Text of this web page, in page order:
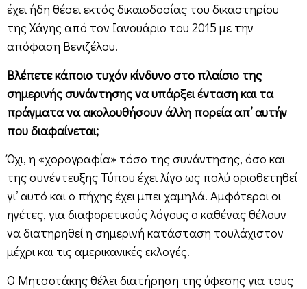
έχει ήδη θέσει εκτός δικαιοδοσίας του δικαστηρίου
της Χάγης από τον Ιανουάριο του 2015 με την
απόφαση Βενιζέλου.
Βλέπετε κάποιο τυχόν κίνδυνο στο πλαίσιο της
σημερινής συνάντησης να υπάρξει ένταση και τα
πράγματα να ακολουθήσουν άλλη πορεία απ’ αυτήν
που διαφαίνεται;
Όχι, η «χορογραφία» τόσο της συνάντησης, όσο και
της συνέντευξης Τύπου έχει λίγο ως πολύ οριοθετηθεί
γι’ αυτό και ο πήχης έχει μπει χαμηλά. Αμφότεροι οι
ηγέτες, για διαφορετικούς λόγους ο καθένας θέλουν
να διατηρηθεί η σημερινή κατάσταση τουλάχιστον
μέχρι και τις αμερικανικές εκλογές.
Ο Μητσοτάκης θέλει διατήρηση της ύφεσης για τους